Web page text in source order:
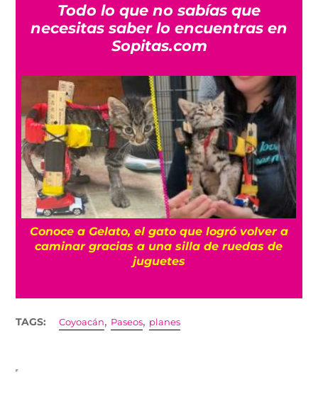
Todo lo que no sabías que
necesitas saber lo encuentras en
Sopitas.com
Dinosaurios gigantes toman el AIFA con esta
exposición gratuita
TAGS: Coyoacán, Paseos, planes